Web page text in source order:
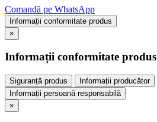
Comandă pe WhatsApp
Informații conformitate produs
×
Informații conformitate produs
Siguranță produs
Informații producător
Informații persoană responsabilă
×